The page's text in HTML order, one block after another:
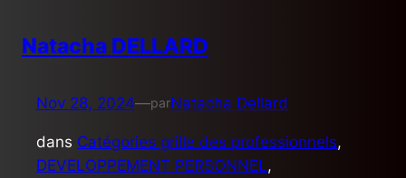
Natacha DELLARD
Nov 28, 2024—parNatacha Dellard
dans Catégories grille des professionnels
DEVELOPPEMENT PERSONNEL